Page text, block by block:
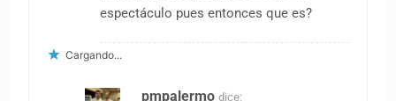
espectáculo pues entonces que es?
Cargando...
pmpalermo dice: